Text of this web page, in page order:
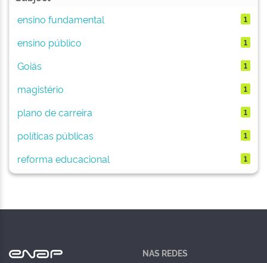
ensino fundamental
1
ensino público 1
Goiás 1
magistério 1
plano de carreira 1
políticas públicas 1
reforma educacional 1
NAS REDES